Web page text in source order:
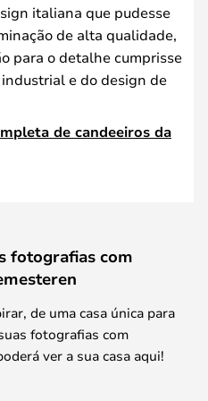
italiana que pudesse
de alta qualidade,
para o detalhe cumprisse
e do design de
de candeeiros da
fotografias com
de uma casa única para
fotografias com
ver a sua casa aqui!